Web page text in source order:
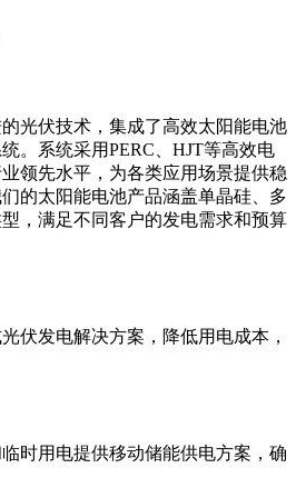
光伏技术，集成了高效太阳能电池
。系统采用PERC、HJT等高效电
领先水平，为各类应用场景提供稳
的太阳能电池产品涵盖单晶硅、多
，满足不同客户的发电需求和预算
伏发电解决方案，降低用电成本，
时用电提供移动储能供电方案，确